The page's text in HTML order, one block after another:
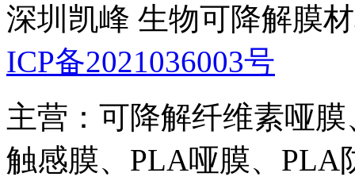
深圳凯峰 生物可降解膜
ICP备2021036003号
主营：可降解纤维素哑
触感膜、PLA哑膜、PLA